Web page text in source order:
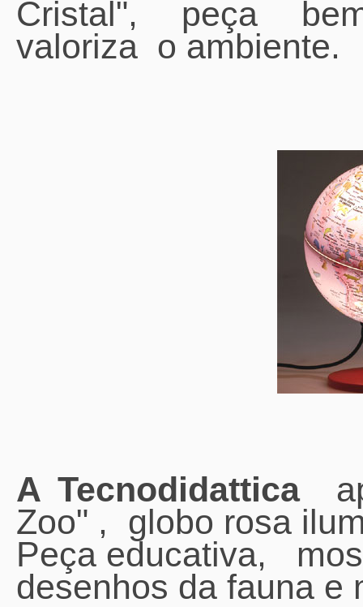
Cristal", peça
valoriza o ambiente.
A Tecnodidattica
Zoo" , globo rosa
Peça educativa,
desenhos da fauna e